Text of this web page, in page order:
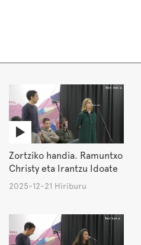
Zortziko handia. Ramuntxo
Christy eta Irantzu Idoate
2025-12-21 Hiriburu